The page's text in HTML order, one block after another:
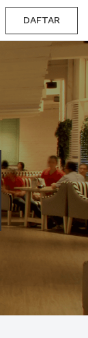
DAFTAR